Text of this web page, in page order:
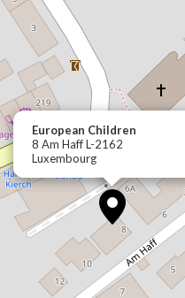
European Children
8 Am Haff L-2162
Luxembourg